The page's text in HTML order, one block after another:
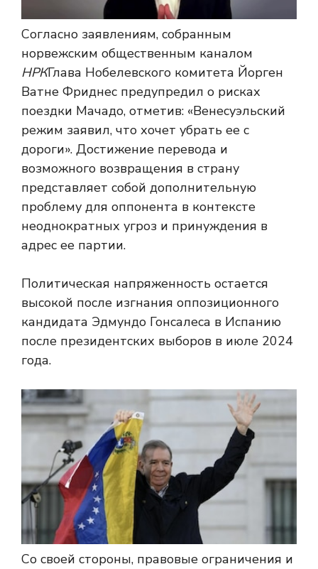
Согласно заявлениям, собранным
норвежским общественным каналом
НРКГлава Нобелевского комитета Йорген
Ватне Фриднес предупредил о рисках
поездки Мачадо, отметив: «Венесуэльский
режим заявил, что хочет убрать ее с
дороги». Достижение перевода и
возможного возвращения в страну
представляет собой дополнительную
проблему для оппонента в контексте
неоднократных угроз и принуждения в
адрес ее партии.
Политическая напряженность остается
высокой после изгнания оппозиционного
кандидата Эдмундо Гонсалеса в Испанию
после президентских выборов в июле 2024
года.
Со своей стороны, правовые ограничения и